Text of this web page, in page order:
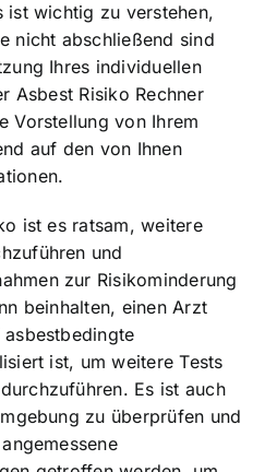
ist wichtig zu verstehen,
nicht abschließend sind
Ihres individuellen
Asbest Risiko Rechner
Vorstellung von Ihrem
auf den von Ihnen
ist es ratsam, weitere
und
zur Risikominderung
beinhalten, einen Arzt
ist, um weitere Tests
Es ist auch
zu überprüfen und